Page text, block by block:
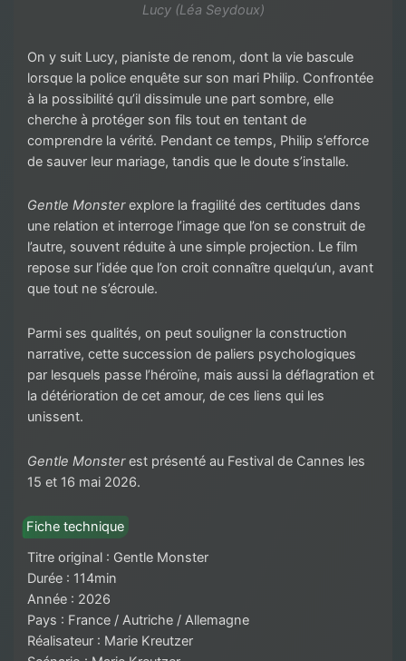
Lucy (Léa Seydoux)
On y suit Lucy, pianiste de renom, dont la vie bascule
lorsque la police enquête sur son mari Philip. Confrontée
à la possibilité qu’il dissimule une part sombre, elle
cherche à protéger son fils tout en tentant de
comprendre la vérité. Pendant ce temps, Philip s’efforce
de sauver leur mariage, tandis que le doute s’installe.
Gentle Monsterexplore la fragilité des certitudes dans
une relation et interroge l’image que l’on se construit de
l’autre, souvent réduite à une simple projection. Le film
repose sur l’idée que l’on croit connaître quelqu’un, avant
que tout ne s’écroule.
Parmi ses qualités, on peut souligner la construction
narrative, cette succession de paliers psychologiques
par lesquels passe l’héroïne, mais aussi la déflagration et
la détérioration de cet amour, de ces liens qui les
unissent.
Gentle Monsterest présenté au Festival de Cannes les
15 et 16 mai 2026.
Fiche technique
Titre original : Gentle Monster
Durée : 114min
Année : 2026
Pays : France / Autriche / Allemagne
Réalisateur : Marie Kreutzer